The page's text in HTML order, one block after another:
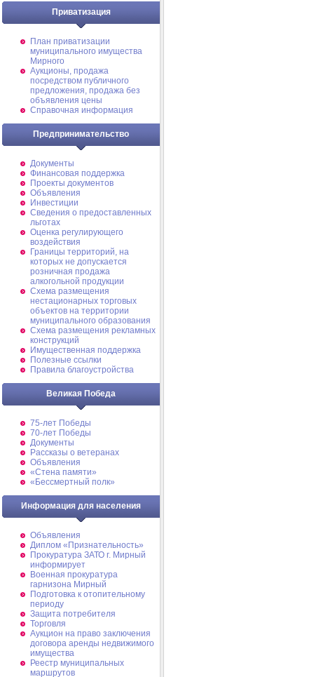
Приватизация
План приватизации
муниципального имущества
Мирного
Аукционы, продажа
посредством публичного
предложения, продажа без
объявления цены
Справочная информация
Предпринимательство
Документы
Финансовая поддержка
Проекты документов
Объявления
Инвестиции
Сведения о предоставленных
льготах
Оценка регулирующего
воздействия
Границы территорий, на
которых не допускается
розничная продажа
алкогольной продукции
Схема размещения
нестационарных торговых
объектов на территории
муниципального образования
Схема размещения рекламных
конструкций
Имущественная поддержка
Полезные ссылки
Правила благоустройства
Великая Победа
75-лет Победы
70-лет Победы
Документы
Рассказы о ветеранах
Объявления
«Стена памяти»
«Бессмертный полк»
Информация для населения
Объявления
Диплом «Признательность»
Прокуратура ЗАТО г. Мирный
информирует
Военная прокуратура
гарнизона Мирный
Подготовка к отопительному
периоду
Защита потребителя
Торговля
Аукцион на право заключения
договора аренды недвижимого
имущества
Реестр муниципальных
маршрутов